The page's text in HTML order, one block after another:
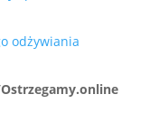
odżywiania